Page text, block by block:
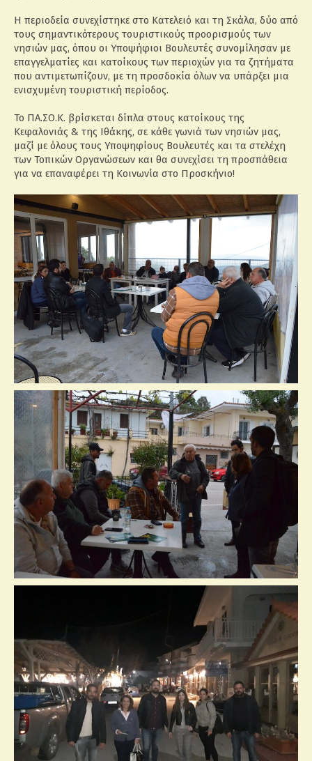
Η περιοδεία συνεχίστηκε στο Κατελειό και τη Σκάλα, δύο από
τους σημαντικότερους τουριστικούς προορισμούς των
νησιών μας, όπου οι Υποψήφιοι Βουλευτές συνομίλησαν με
επαγγελματίες και κατοίκους των περιοχών για τα ζητήματα
που αντιμετωπίζουν, με τη προσδοκία όλων να υπάρξει μια
ενισχυμένη τουριστική περίοδος.
Το ΠΑ.ΣΟ.Κ. βρίσκεται δίπλα στους κατοίκους της
Κεφαλονιάς & της Ιθάκης, σε κάθε γωνιά των νησιών μας,
μαζί με όλους τους Υποψηφίους Βουλευτές και τα στελέχη
των Τοπικών Οργανώσεων και θα συνεχίσει τη προσπάθεια
για να επαναφέρει τη Κοινωνία στο Προσκήνιο!